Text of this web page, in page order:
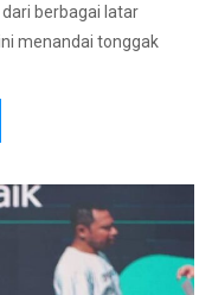
berbagai latar
menandai tonggak